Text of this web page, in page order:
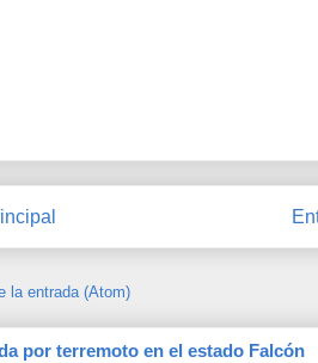
la entrada (Atom)
por terremoto en el estado Falcón